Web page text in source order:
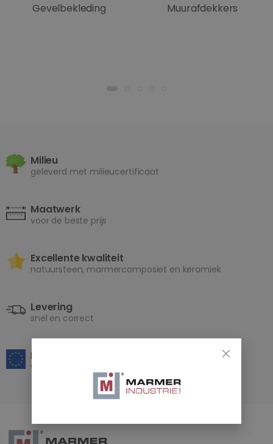
Gevelbekleding Muurafdekkers
Milieu
geleverd met milieucertificaat
Maatwerk
voor de beste prijs
Excellente kwaliteit
natuursteen, marmercomposiet en keramiek
Levering
snel en correct
Europese materialen
voor binnen en buiten